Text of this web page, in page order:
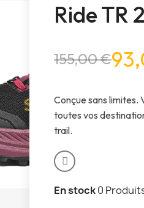
Ride TR
155,00 €
Conçue sans
toutes vos
trail.
En stock0